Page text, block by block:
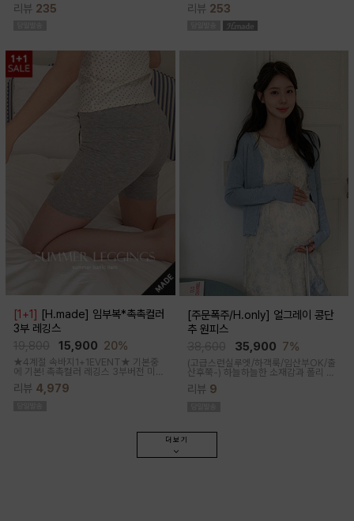
캐쥬얼한 무드의 뷔스티에 원피스에요
리뷰 235
한 소재로 착용감이 가벼워요
리뷰 253
[1+1] [H.made] 임부복*촉촉컬러
3부 레깅스
15,900 20%
★4계절 속바지1+1EVENT★ 기본중
에 기본! 촉촉컬러 레깅스 3부버전 미니
원피스나 스커트안에 쏙~사계절 내내
필수템인 3부 속바지쫀쫀한 신축성으로
리뷰 4,979
[주문폭주/H.only] 얼그레이 콩단
추 원피스
35,900 7%
(고급스런실루엣/하객룩/임산부OK/출
산후쭉-) 하늘하늘한 소재감과 폴리 원
단의 부드러운 터치감으로 걸을때마다
우아하고 A라인으로 롱하게 떨어지는
리뷰 9
더보기